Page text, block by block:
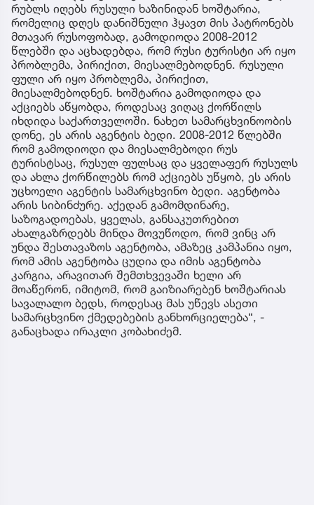
რუბლს იღებს რუსული ხაზინიდან ხოშტარია,
რომელიც დღეს დანიშნული ჰყავთ მის პატრონებს
მთავარ რუსოფობად, გამოდიოდა 2008-2012
წლებში და აცხადებდა, რომ რუსი ტურისტი არ იყო
პრობლემა, პირიქით, მიესალმებოდნენ. რუსული
ფული არ იყო პრობლემა, პირიქით,
მიესალმებოდნენ. ხოშტარია გამოდიოდა და
აქციებს აწყობდა, როდესაც ვიღაც ქორწილს
იხდიდა საქართველოში. ნახეთ სამარცხვინოობის
დონე, ეს არის აგენტის ბედი. 2008-2012 წლებში
რომ გამოდიოდი და მიესალმებოდი რუს
ტურისტსაც, რუსულ ფულსაც და ყველაფერ რუსულს
და ახლა ქორწილებს რომ აქციებს უწყობ, ეს არის
უცხოელი აგენტის სამარცხვინო ბედი. აგენტობა
არის სიბინძურე. აქედან გამომდინარე,
საზოგადოებას, ყველას, განსაკუთრებით
ახალგაზრდებს მინდა მოვუწოდო, რომ ვინც არ
უნდა შესთავაზოს აგენტობა, ამაზეც კამპანია იყო,
რომ ამის აგენტობა ცუდია და იმის აგენტობა
კარგია, არავითარ შემთხვევაში ხელი არ
მოაწერონ, იმიტომ, რომ გაიზიარებენ ხოშტარიას
სავალალო ბედს, როდესაც მას უწევს ასეთი
სამარცხვინო ქმედებების განხორციელება“, -
განაცხადა ირაკლი კობახიძემ.